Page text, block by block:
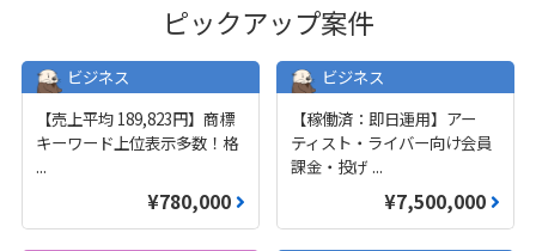
ピックアップ案件
ビジネス
【売上平均 189,823円】商標
キーワード上位表示多数！格
...
¥780,000
ビジネス
【稼働済：即日運用】アー
ティスト・ライバー向け会員
課金・投げ ...
¥7,500,000